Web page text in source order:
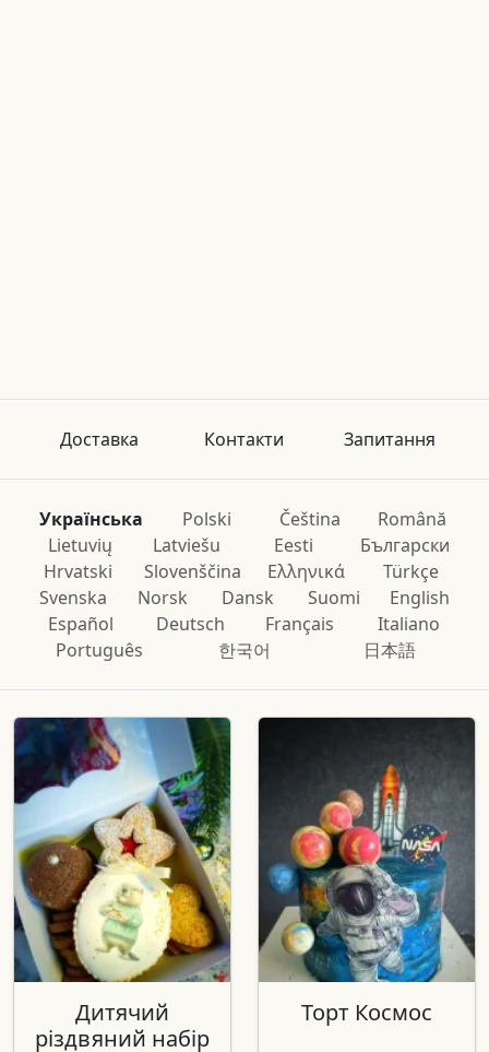
Доставка Контакти Запитання
Українська Polski Čeština
Română
Lietuvių
Latviešu Eesti
Български
Hrvatski
Slovenščina Ελληνικά
Türkçe
Svenska
Norsk Dansk Suomi
English
Español
Deutsch Français
Italiano
Português
한국어 日本語
Дитячий
різдвяний набір
Торт Космос